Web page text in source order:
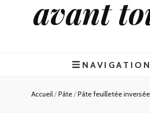
avant
NAVIGATION
Accueil/Pâte/Pâte feuilletée inversée